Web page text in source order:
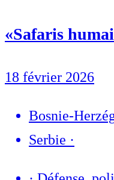
«Safaris
18 février 2026
Bosnie-
Serbie ·